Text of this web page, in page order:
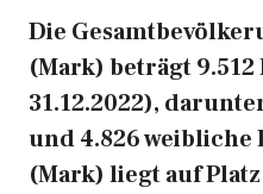
Die
(Mark) beträgt
31.12.2022),
und 4.826 weibliche
(Mark) liegt auf